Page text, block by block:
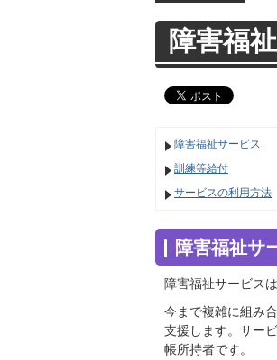
障害福
障害福祉サービス
訓練等給付
サービスの利用方法
障害福祉サ
障害福祉サービス
今まで複雑に組み
支援します。サー
帳所持者です。